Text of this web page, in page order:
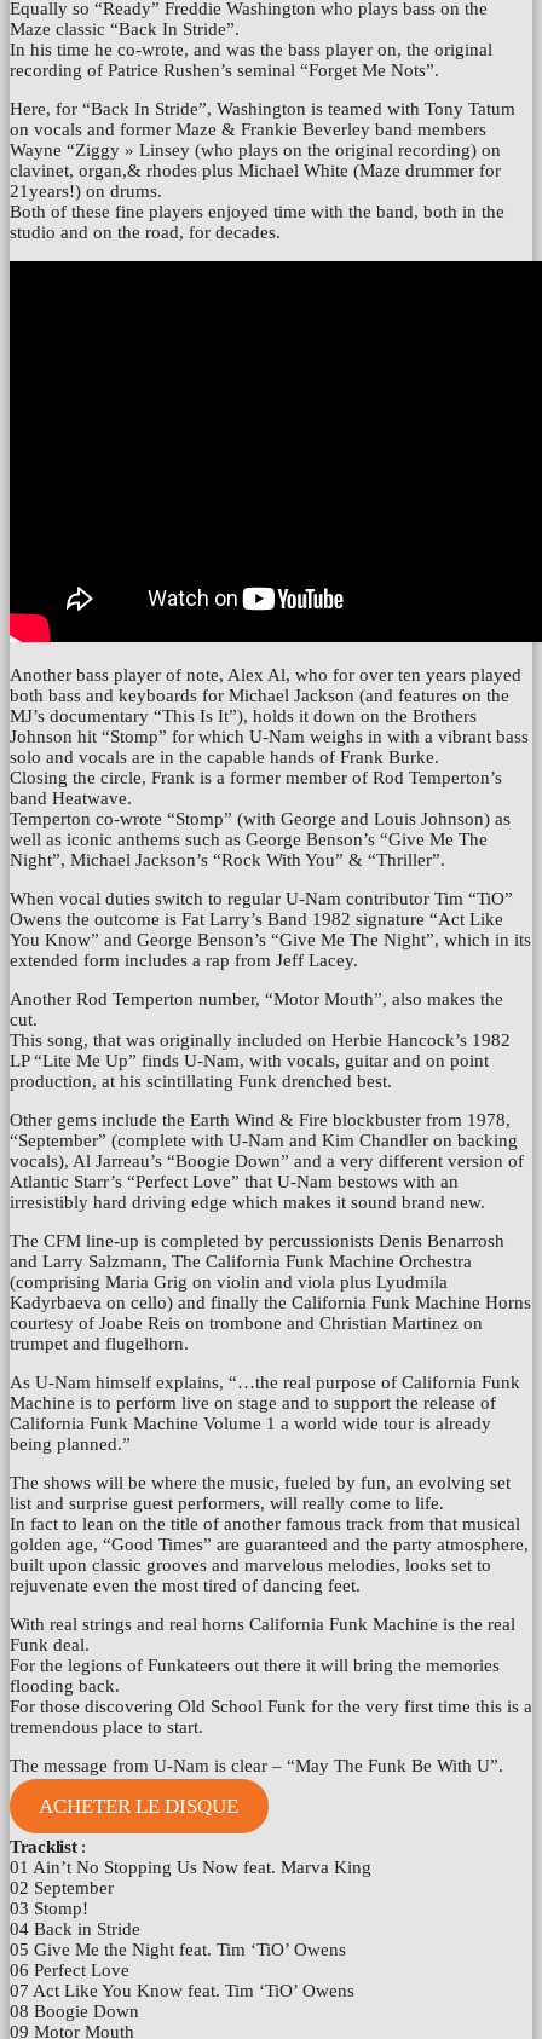
Equally so “Ready” Freddie Washington who plays bass on the
Maze classic “Back In Stride”.
In his time he co-wrote, and was the bass player on, the original
recording of Patrice Rushen’s seminal “Forget Me Nots”.
Here, for “Back In Stride”, Washington is teamed with Tony Tatum
on vocals and former Maze & Frankie Beverley band members
Wayne “Ziggy » Linsey (who plays on the original recording) on
clavinet, organ,& rhodes plus Michael White (Maze drummer for
21years!) on drums.
Both of these fine players enjoyed time with the band, both in the
studio and on the road, for decades.
Another bass player of note, Alex Al, who for over ten years played
both bass and keyboards for Michael Jackson (and features on the
MJ’s documentary “This Is It”), holds it down on the Brothers
Johnson hit “Stomp” for which U-Nam weighs in with a vibrant bass
solo and vocals are in the capable hands of Frank Burke.
Closing the circle, Frank is a former member of Rod Temperton’s
band Heatwave.
Temperton co-wrote “Stomp” (with George and Louis Johnson) as
well as iconic anthems such as George Benson’s “Give Me The
Night”, Michael Jackson’s “Rock With You” & “Thriller”.
When vocal duties switch to regular U-Nam contributor Tim “TiO”
Owens the outcome is Fat Larry’s Band 1982 signature “Act Like
You Know” and George Benson’s “Give Me The Night”, which in its
extended form includes a rap from Jeff Lacey.
Another Rod Temperton number, “Motor Mouth”, also makes the
cut.
This song, that was originally included on Herbie Hancock’s 1982
LP “Lite Me Up” finds U-Nam, with vocals, guitar and on point
production, at his scintillating Funk drenched best.
Other gems include the Earth Wind & Fire blockbuster from 1978,
“September” (complete with U-Nam and Kim Chandler on backing
vocals), Al Jarreau’s “Boogie Down” and a very different version of
Atlantic Starr’s “Perfect Love” that U-Nam bestows with an
irresistibly hard driving edge which makes it sound brand new.
The CFM line-up is completed by percussionists Denis Benarrosh
and Larry Salzmann, The California Funk Machine Orchestra
(comprising Maria Grig on violin and viola plus Lyudmila
Kadyrbaeva on cello) and finally the California Funk Machine Horns
courtesy of Joabe Reis on trombone and Christian Martinez on
trumpet and flugelhorn.
As U-Nam himself explains, “…the real purpose of California Funk
Machine is to perform live on stage and to support the release of
California Funk Machine Volume 1 a world wide tour is already
being planned.”
The shows will be where the music, fueled by fun, an evolving set
list and surprise guest performers, will really come to life.
In fact to lean on the title of another famous track from that musical
golden age, “Good Times” are guaranteed and the party atmosphere,
built upon classic grooves and marvelous melodies, looks set to
rejuvenate even the most tired of dancing feet.
With real strings and real horns California Funk Machine is the real
Funk deal.
For the legions of Funkateers out there it will bring the memories
flooding back.
For those discovering Old School Funk for the very first time this is a
tremendous place to start.
The message from U-Nam is clear – “May The Funk Be With U”.
ACHETER LE DISQUE
Tracklist:
01 Ain’t No Stopping Us Now feat. Marva King
02 September
03 Stomp!
04 Back in Stride
05 Give Me the Night feat. Tim ‘TiO’ Owens
06 Perfect Love
07 Act Like You Know feat. Tim ‘TiO’ Owens
08 Boogie Down
09 Motor Mouth